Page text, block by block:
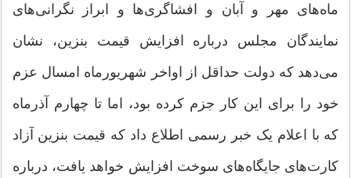
ماه‌های مهر و آبان و افشاگری‌ها و ابراز نگرانی‌های
نمایندگان مجلس درباره افزایش قیمت بنزین، نشان
می‌دهد که دولت حداقل از اواخر شهریورماه امسال عزم
خود را برای این کار جزم کرده بود، اما تا چهارم آذرماه
که با اعلام یک خبر رسمی اطلاع داد که قیمت بنزین آزاد
کارت‌های جایگاه‌های سوخت افزایش خواهد یافت، درباره